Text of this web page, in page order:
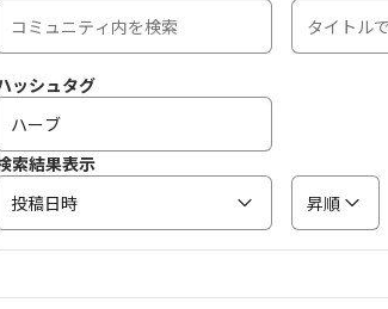
ッシュタグ
索結果表示
投稿日時
昇順